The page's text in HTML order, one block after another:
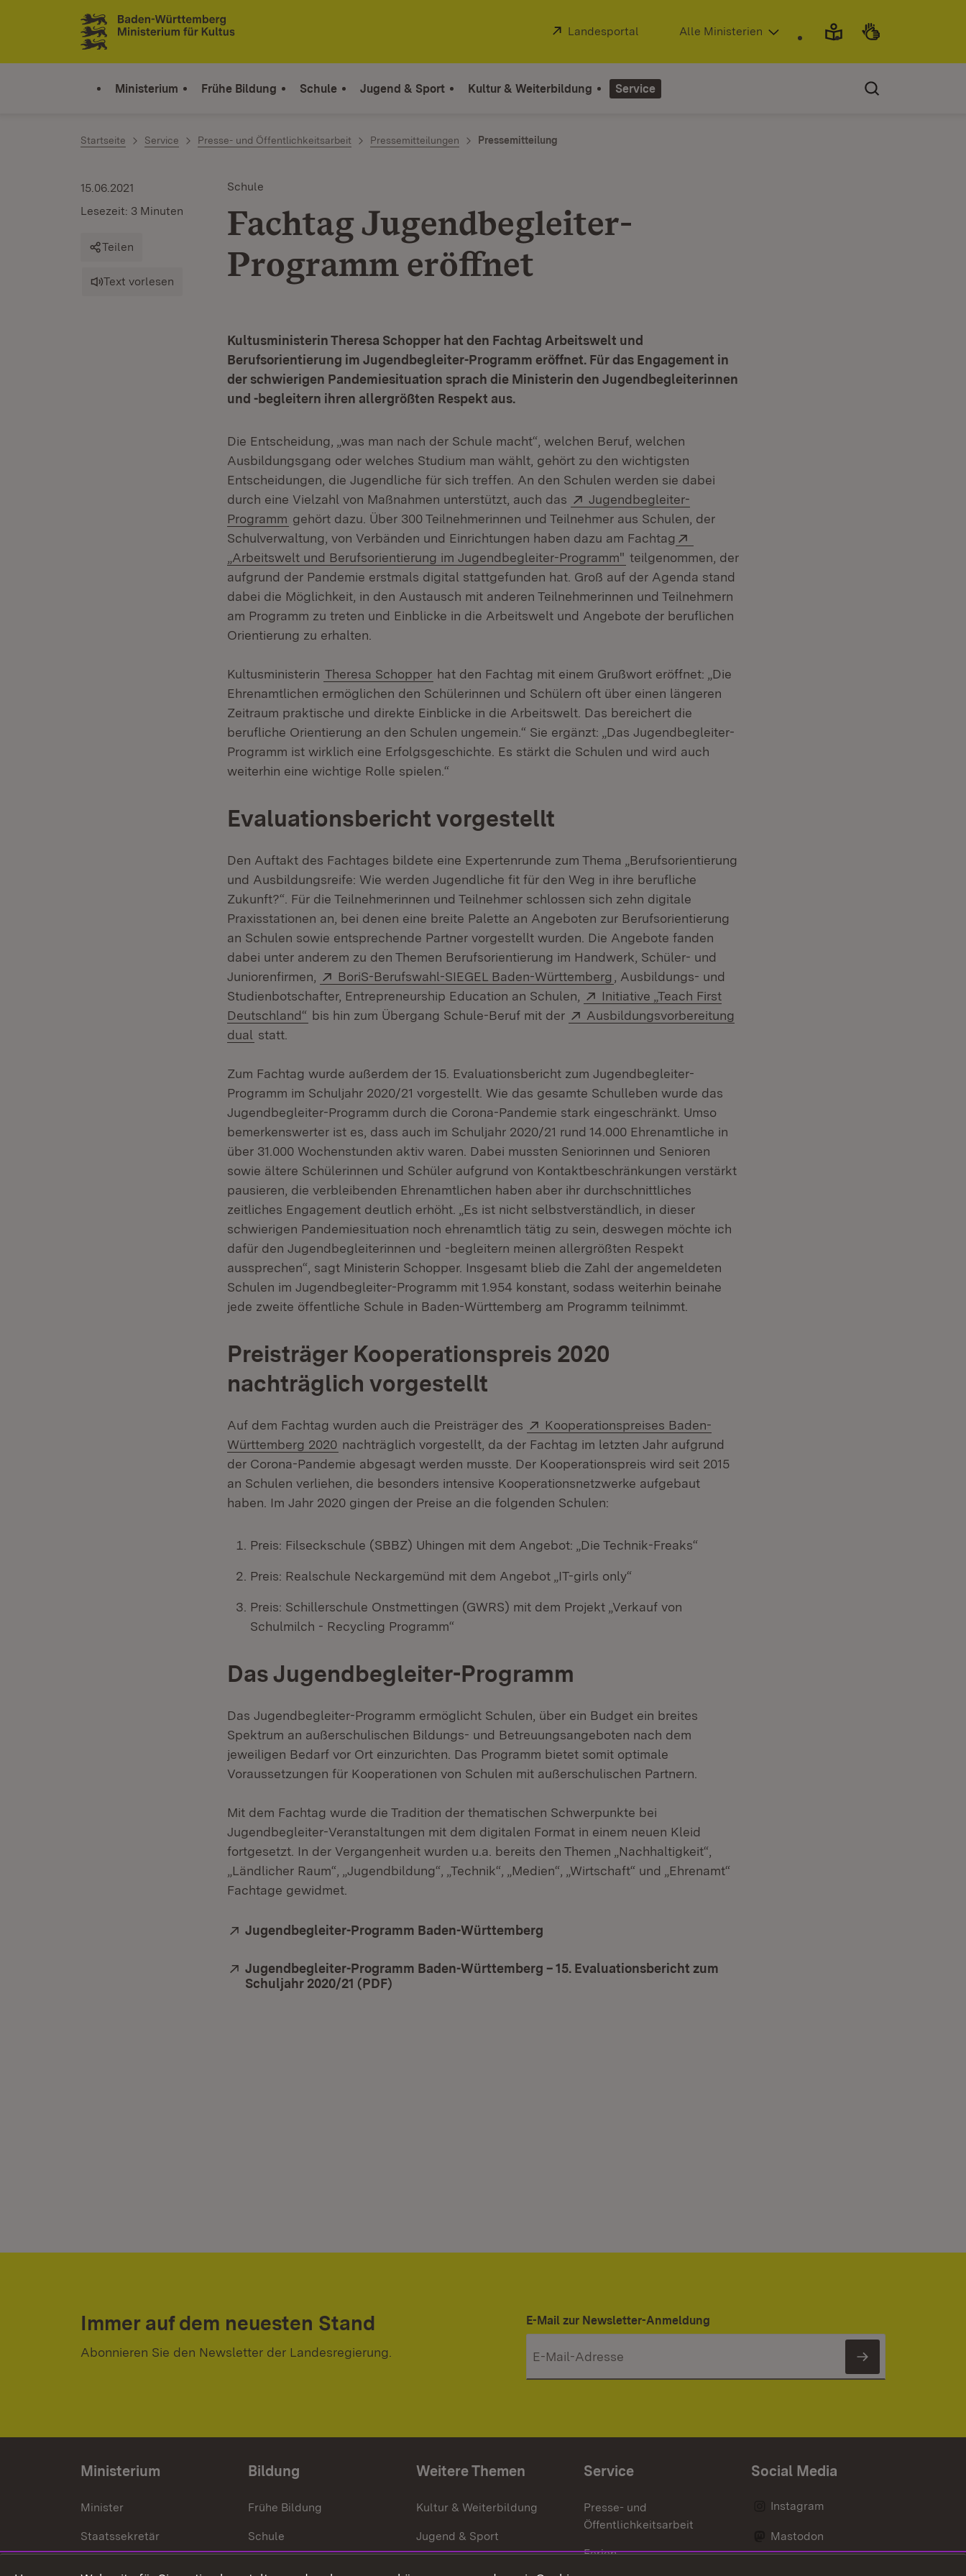
Zum Inhalt springen
Link zur Startseite
Extern:
Landesportal (Öffnet in neuem Fenster)
Alle Ministerien
Ministerium Frühe Bildung Schule Jugend & Sport Kultur & Weiterbildung Service
Startseite Service Presse- und Öffentlichkeitsarbeit Pressemitteilungen Pressemitteilung
Schule
Fachtag Jugendbegleiter-
Programm eröffnet
15.06.2021
Lesezeit: 3 Minuten
Teilen
Text vorlesen
Kultusministerin Theresa Schopper hat den Fachtag Arbeitswelt und
Berufsorientierung im Jugendbegleiter-Programm eröffnet. Für das Engagement in
der schwierigen Pandemiesituation sprach die Ministerin den Jugendbegleiterinnen
und -begleitern ihren allergrößten Respekt aus.
Die Entscheidung, „was man nach der Schule macht“, welchen Beruf, welchen
Ausbildungsgang oder welches Studium man wählt, gehört zu den wichtigsten
Entscheidungen, die Jugendliche für sich treffen. An den Schulen werden sie dabei
durch eine Vielzahl von Maßnahmen unterstützt, auch das
Extern:
Jugendbegleiter-
Programm (Öffnet in neuem Fenster)
gehört dazu. Über 300 Teilnehmerinnen und Teilnehmer aus Schulen, der
Schulverwaltung, von Verbänden und Einrichtungen haben dazu am Fachtag
„Arbeitswelt und Berufsorientierung im Jugendbegleiter-Programm" (Öffnet in neuem Fenster)
teilgenommen, der
aufgrund der Pandemie erstmals digital stattgefunden hat. Groß auf der Agenda stand
dabei die Möglichkeit, in den Austausch mit anderen Teilnehmerinnen und Teilnehmern
am Programm zu treten und Einblicke in die Arbeitswelt und Angebote der beruflichen
Orientierung zu erhalten.
Kultusministerin Theresa Schopper hat den Fachtag mit einem Grußwort eröffnet: „Die
Ehrenamtlichen ermöglichen den Schülerinnen und Schülern oft über einen längeren
Zeitraum praktische und direkte Einblicke in die Arbeitswelt. Das bereichert die
berufliche Orientierung an den Schulen ungemein.“ Sie ergänzt: „Das Jugendbegleiter-
Programm ist wirklich eine Erfolgsgeschichte. Es stärkt die Schulen und wird auch
weiterhin eine wichtige Rolle spielen.“
Evaluationsbericht vorgestellt
Den Auftakt des Fachtages bildete eine Expertenrunde zum Thema „Berufsorientierung
und Ausbildungsreife: Wie werden Jugendliche fit für den Weg in ihre berufliche
Zukunft?“. Für die Teilnehmerinnen und Teilnehmer schlossen sich zehn digitale
Praxisstationen an, bei denen eine breite Palette an Angeboten zur Berufsorientierung
an Schulen sowie entsprechende Partner vorgestellt wurden. Die Angebote fanden
dabei unter anderem zu den Themen Berufsorientierung im Handwerk, Schüler- und
Juniorenfirmen,
Extern:
BoriS-Berufswahl-SIEGEL Baden-Württemberg (Öffnet in neuem Fenster)
, Ausbildungs- und
Studienbotschafter, Entrepreneurship Education an Schulen,
Extern:
Initiative „Teach First
Deutschland“ (Öffnet in neuem Fenster)
bis hin zum Übergang Schule-Beruf mit der Extern:
Ausbildungsvorbereitung
dual (Öffnet in neuem Fenster)
statt.
Zum Fachtag wurde außerdem der 15. Evaluationsbericht zum Jugendbegleiter-
Programm im Schuljahr 2020/21 vorgestellt. Wie das gesamte Schulleben wurde das
Jugendbegleiter-Programm durch die Corona-Pandemie stark eingeschränkt. Umso
bemerkenswerter ist es, dass auch im Schuljahr 2020/21 rund 14.000 Ehrenamtliche in
über 31.000 Wochenstunden aktiv waren. Dabei mussten Seniorinnen und Senioren
sowie ältere Schülerinnen und Schüler aufgrund von Kontaktbeschränkungen verstärkt
pausieren, die verbleibenden Ehrenamtlichen haben aber ihr durchschnittliches
zeitliches Engagement deutlich erhöht. „Es ist nicht selbstverständlich, in dieser
schwierigen Pandemiesituation noch ehrenamtlich tätig zu sein, deswegen möchte ich
dafür den Jugendbegleiterinnen und -begleitern meinen allergrößten Respekt
aussprechen“, sagt Ministerin Schopper. Insgesamt blieb die Zahl der angemeldeten
Schulen im Jugendbegleiter-Programm mit 1.954 konstant, sodass weiterhin beinahe
jede zweite öffentliche Schule in Baden-Württemberg am Programm teilnimmt.
Preisträger Kooperationspreis 2020
nachträglich vorgestellt
Auf dem Fachtag wurden auch die Preisträger des Extern:
Kooperationspreises Baden-
Württemberg 2020 (Öffnet in neuem Fenster)
nachträglich vorgestellt, da der Fachtag im letzten Jahr aufgrund
der Corona-Pandemie abgesagt werden musste. Der Kooperationspreis wird seit 2015
an Schulen verliehen, die besonders intensive Kooperationsnetzwerke aufgebaut
haben. Im Jahr 2020 gingen der Preise an die folgenden Schulen:
Preis: Filseckschule (SBBZ) Uhingen mit dem Angebot: „Die Technik-Freaks“
Preis: Realschule Neckargemünd mit dem Angebot „IT-girls only“
Preis: Schillerschule Onstmettingen (GWRS) mit dem Projekt „Verkauf von
Schulmilch - Recycling Programm“
Das Jugendbegleiter-Programm
Das Jugendbegleiter-Programm ermöglicht Schulen, über ein Budget ein breites
Spektrum an außerschulischen Bildungs- und Betreuungsangeboten nach dem
jeweiligen Bedarf vor Ort einzurichten. Das Programm bietet somit optimale
Voraussetzungen für Kooperationen von Schulen mit außerschulischen Partnern.
Mit dem Fachtag wurde die Tradition der thematischen Schwerpunkte bei
Jugendbegleiter-Veranstaltungen mit dem digitalen Format in einem neuen Kleid
fortgesetzt. In der Vergangenheit wurden u.a. bereits den Themen „Nachhaltigkeit“,
„Ländlicher Raum“, „Jugendbildung“, „Technik“, „Medien“, „Wirtschaft“ und „Ehrenamt“
Fachtage gewidmet.
Extern:
Jugendbegleiter-Programm Baden-Württemberg
Extern:
Jugendbegleiter-Programm Baden-Württemberg – 15. Evaluationsbericht zum
Schuljahr 2020/21 (PDF)
Immer auf dem neuesten Stand
Abonnieren Sie den Newsletter der Landesregierung.
E-Mail zur Newsletter-Anmeldung
Newsletter
Ministerium
Minister
Staatssekretär
Bildung
Frühe Bildung
Schule
Weitere Themen
Kultur & Weiterbildung
Jugend & Sport
Service
Presse- und
Öffentlichkeitsarbeit
Ferien
Social Media
Instagram
Mastodon